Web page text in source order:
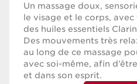
Un massage doux,
le visage et le corps,
des huiles essentiels
Des mouvements très
au long de ce massage
avec soi-même, afin
et dans son esprit.